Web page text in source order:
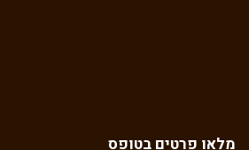
מלאו פרטים בטופס